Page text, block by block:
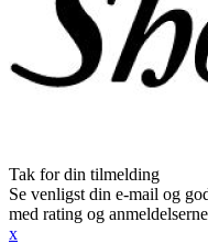
Tak for din tilmelding
Se venligst din e-mail og
med rating og
x